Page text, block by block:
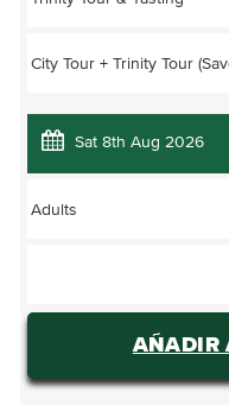
City Tour + Trinity Tour
Adults
AÑADIR